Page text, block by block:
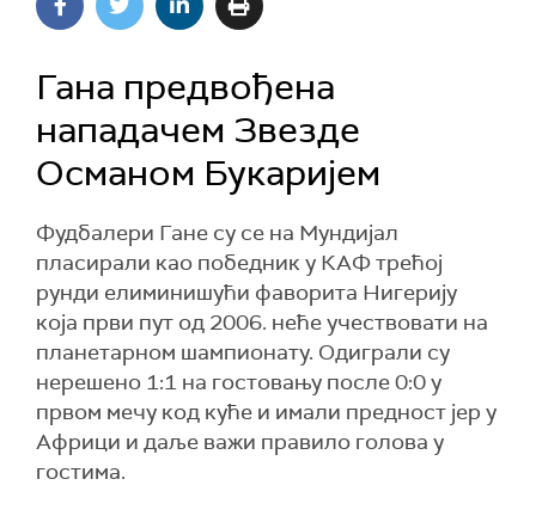
Гана предвођена
нападачем Звезде
Османом Букаријем
Фудбалери Гане су се на Мундијал
пласирали као победник у КАФ трећој
рунди елиминишући фаворита Нигерију
која први пут од 2006. неће учествовати на
планетарном шампионату. Одиграли су
нерешено 1:1 на гостовању после 0:0 у
првом мечу код куће и имали предност јер у
Африци и даље важи правило голова у
гостима.